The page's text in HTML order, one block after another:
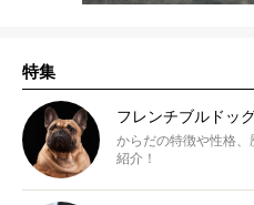
特集
フレンチブルドッ
からだの特徴や性格
紹介！